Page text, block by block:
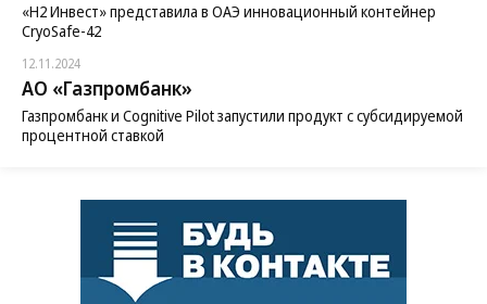
«H2 Инвест» представила в ОАЭ инновационный контейнер
CryoSafe-42
12.11.2024
АО «Газпромбанк»
Газпромбанк и Cognitive Pilot запустили продукт с субсидируемой
процентной ставкой